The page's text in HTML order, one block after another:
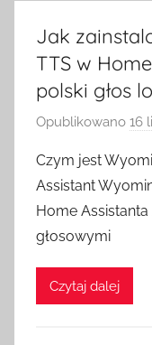
Jak
TTS w
polski głos
Opublikowano 16
Czym jest
Assistant
Home
głosowymi
Czytaj dalej